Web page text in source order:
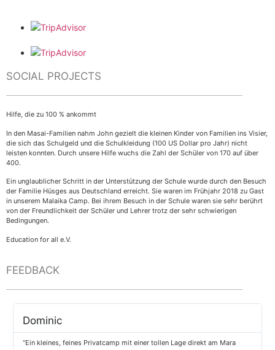
SOCIAL PROJECTS
Hilfe, die zu 100 % ankommt
In den Masai-Familien nahm John gezielt die kleinen Kinder von Familien ins Visier,
die sich das Schulgeld und die Schulkleidung (100 US Dollar pro Jahr) nicht
leisten konnten. Durch unsere Hilfe wuchs die Zahl der Schüler von 170 auf über
400.
Ein unglaublicher Schritt in der Unterstützung der Schule wurde durch den Besuch
der Familie Hüsges aus Deutschland erreicht. Sie waren im Frühjahr 2018 zu Gast
in unserem Malaika Camp. Bei ihrem Besuch in der Schule waren sie sehr berührt
von der Freundlichkeit der Schüler und Lehrer trotz der sehr schwierigen
Bedingungen.
Education for all e.V.
FEEDBACK
Dominic
“Ein kleines, feines Privatcamp mit einer tollen Lage direkt am Mara